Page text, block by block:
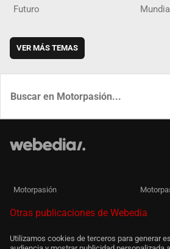
Futuro
VER MÁS TEMAS
Motorpasión
Otras publicaciones de Webedia
Utilizamos cookies de terceros para generar